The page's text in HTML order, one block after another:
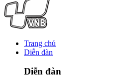
Trang chủ
Diễn đàn
Diễn đàn